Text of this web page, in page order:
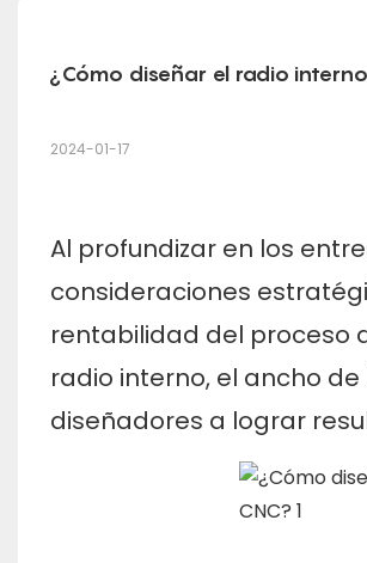
¿Cómo diseñar el radio
2024-01-17
Al profundizar en los
consideraciones
rentabilidad del proceso
radio interno, el ancho
diseñadores a lograr